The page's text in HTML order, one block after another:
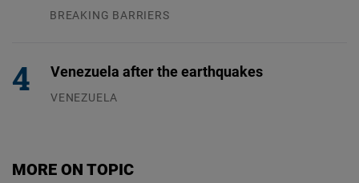
BREAKING BARRIERS
Venezuela after the earthquakes
VENEZUELA
MORE ON TOPIC